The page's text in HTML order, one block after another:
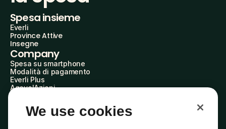
Spesa insieme
Everli
Province Attive
Insegne
Company
Spesa su smartphone
Modalità di pagamento
Everli Plus
AgevolAzioni
Everli Shoppers
We use cookies